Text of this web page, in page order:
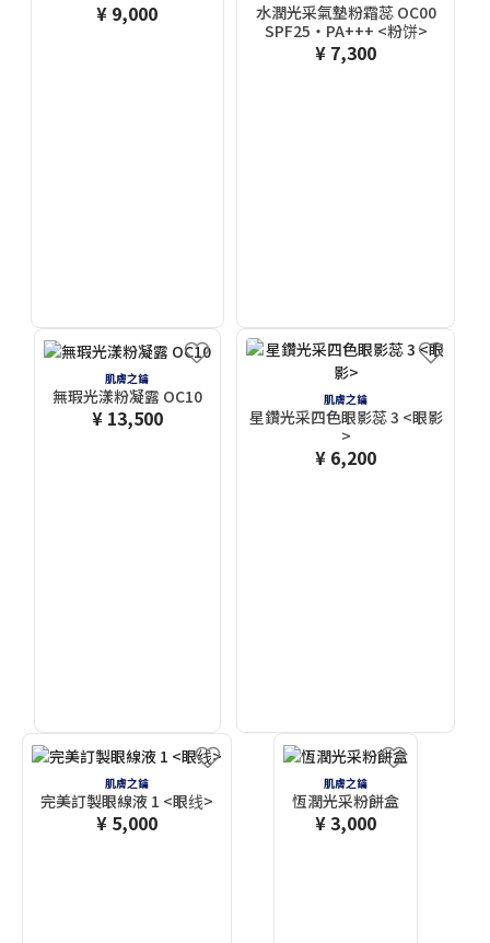
¥ 9,000
水潤光采氣墊粉霜蕊 OC00
SPF25・PA+++ <粉饼>
¥ 7,300
肌膚之鑰
無瑕光漾粉凝露 OC10
¥ 13,500
肌膚之鑰
星鑽光采四色眼影蕊 3 <眼影
>
¥ 6,200
肌膚之鑰
完美訂製眼線液 1 <眼线>
¥ 5,000
肌膚之鑰
恆潤光采粉餅盒
¥ 3,000